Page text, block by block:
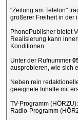
"Zeitung am Telefon"
größerer Freiheit in der
PhonePublisher bietet
Realisierung kann
Konditionen.
Unter der Rufnummer
ausprobieren, wie sich
Neben rein
geeignete Inhalte mit
TV-Programm
Radio-Programm